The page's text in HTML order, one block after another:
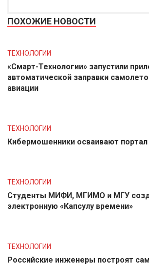
ПОХОЖИЕ НОВОСТИ
ТЕХНОЛОГИИ
«Смарт-Технологии» запустили
автоматической заправки
авиации
ТЕХНОЛОГИИ
Кибермошенники осваивают портал
ТЕХНОЛОГИИ
Студенты МИФИ, МГИМО и МГУ
электронную «Капсулу времени»
ТЕХНОЛОГИИ
Российские инженеры построят